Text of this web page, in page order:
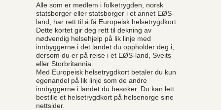
Alle som er medlem i folketrygden, norsk
statsborger eller statsborger i et annet EØS-
land, har rett til å få Europeisk helsetrygdkort.
Dette kortet gir deg rett til dekning av
nødvendig helsehjelp på lik linje med
innbyggerne i det landet du oppholder deg i,
dersom du er på reise i et EØS-land, Sveits
eller Storbritannia.
Med Europeisk helsetrygdkort betaler du kun
egenandel på lik linje som de andre
innbyggerne i landet du besøker. Du kan lett
bestille et helsetrygdkort på helsenorge sine
nettsider.